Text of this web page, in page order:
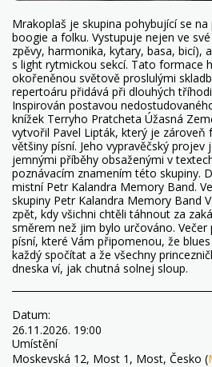
Mrakoplaš je skupina pohybující se
boogie a folku. Vystupuje nejen ve
zpěvy, harmonika, kytary, basa, bicí),
s light rytmickou sekcí. Tato formace
okořeněnou světově proslulými
repertoáru přidává při dlouhých
Inspirován postavou
knížek Terryho Pratcheta Úžasná
vytvořil Pavel Lipták, který je
většiny písní. Jeho vypravěčský projev
jemnými příběhy obsaženými v
poznávacím znamením této skupiny.
mistní Petr Kalandra Memory Band.
skupiny Petr Kalandra Memory Band
zpět, kdy všichni chtěli táhnout za
směrem než jim bylo určováno. Večer
písní, které Vám připomenou, že
každý spočítat a že všechny
dneska ví, jak chutná solnej sloup.
Datum:
26.11.2026. 19:00
Umístění
Moskevská 12, Most 1, Most, Česko (